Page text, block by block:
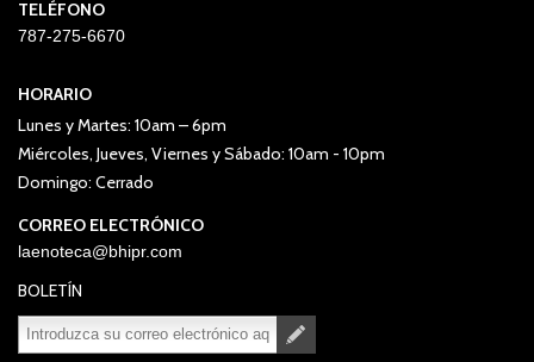
TELÉFONO
787-275-6670
HORARIO
Lunes y Martes: 10am – 6pm
Miércoles, Jueves, Viernes y Sábado: 10am - 10pm
Domingo: Cerrado
CORREO ELECTRÓNICO
laenoteca@bhipr.com
BOLETÍN